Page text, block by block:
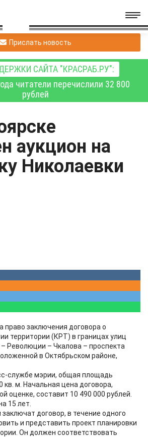
Прислать новость
САЙТА "КРАСРАБ.РУ":
читатели перечислили 32 800
рублей
аукцион на
Николаевки
право заключения договора о
территории (КРТ) в границах улиц
Революции – Чкалова – проспекта
в Октябрьском районе,
службе мэрии, общая площадь
кв. м. Начальная цена договора,
оценке, составит 10 490 000 рублей.
15 лет.
договор, в течение одного
и представить проект планировки
Он должен соответствовать